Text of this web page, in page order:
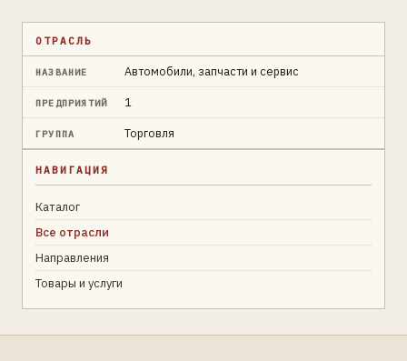
ОТРАСЛЬ
НАЗВАНИЕ Автомобили, запчасти и сервис
ПРЕДПРИЯТИЙ 1
ГРУППА Торговля
НАВИГАЦИЯ
Каталог
Все отрасли
Направления
Товары и услуги